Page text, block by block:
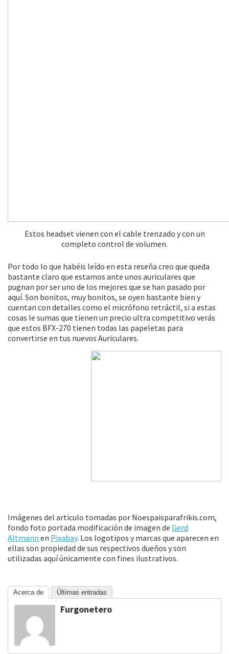
Estos headset vienen con el cable trenzado y con un
completo control de volumen.
Por todo lo que habéis leído en esta reseña creo que queda
bastante claro que estamos ante unos auriculares que
pugnan por ser uno de los mejores que se han pasado por
aquí. Son bonitos, muy bonitos, se oyen bastante bien y
cuentan con detalles como el micrófono retráctil, si a estas
cosas le sumas que tienen un precio ultra competitivo verás
que estos BFX-270 tienen todas las papeletas para
convertirse en tus nuevos Auriculares.
Imágenes del articulo tomadas por Noespaisparafrikis.com,
fondo foto portada modificación de imagen de Gerd
Altmann en Pixabay. Los logotipos y marcas que aparecen en
ellas son propiedad de sus respectivos dueños y son
utilizadas aquí únicamente con fines ilustrativos.
Acerca de Últimas entradas
Furgonetero